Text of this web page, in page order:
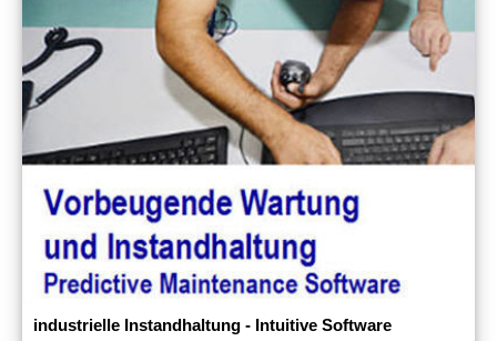
industrielle Instandhaltung - Intuitive Software